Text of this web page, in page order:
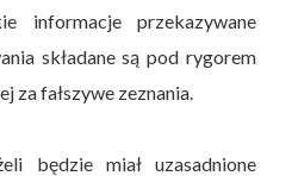
informacje przekazywane
składane są pod rygorem
za fałszywe zeznania.
będzie miał uzasadnione